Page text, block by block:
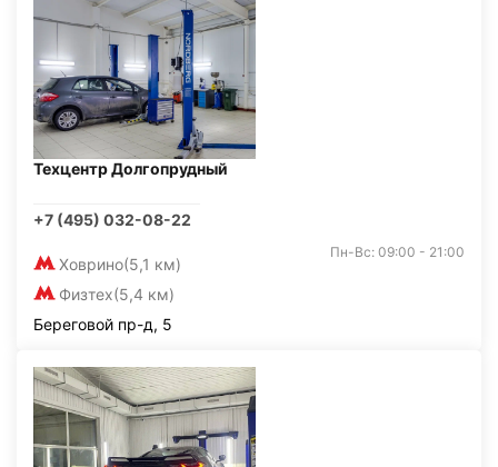
Техцентр Долгопрудный
+7 (495) 032-08-22
Ховрино(5,1 км)
Физтех(5,4 км)
Пн-Вс: 09:00 - 21:00
Береговой пр-д, 5